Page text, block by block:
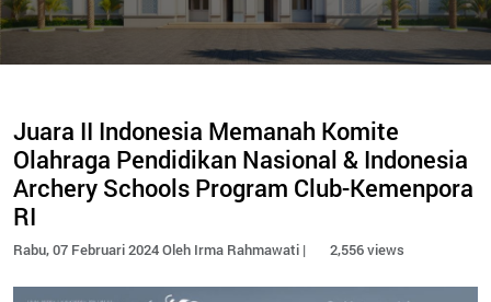
Juara II Indonesia Memanah Komite
Olahraga Pendidikan Nasional & Indonesia
Archery Schools Program Club-Kemenpora
RI
Rabu, 07 Februari 2024 Oleh Irma Rahmawati | 2,556 views